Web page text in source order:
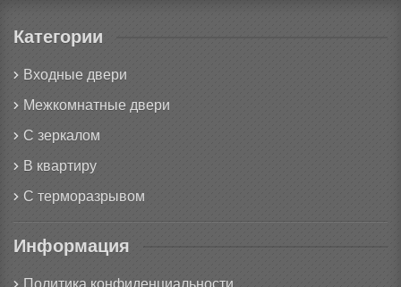
Категории
Входные двери
Межкомнатные двери
С зеркалом
В квартиру
С терморазрывом
Информация
Политика конфиденциальности